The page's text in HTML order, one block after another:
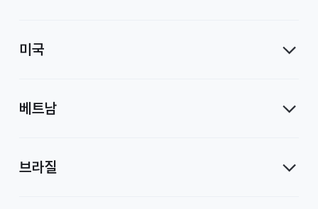
미국
베트남
브라질